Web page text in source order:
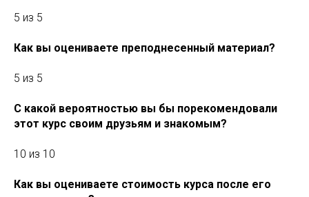
5 из 5
Как вы оцениваете преподнесенный материал?
5 из 5
С какой вероятностью вы бы порекомендовали
этот курс своим друзьям и знакомым?
10 из 10
Как вы оцениваете стоимость курса после его